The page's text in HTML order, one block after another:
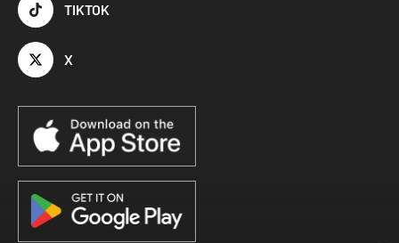
TIKTOK
X